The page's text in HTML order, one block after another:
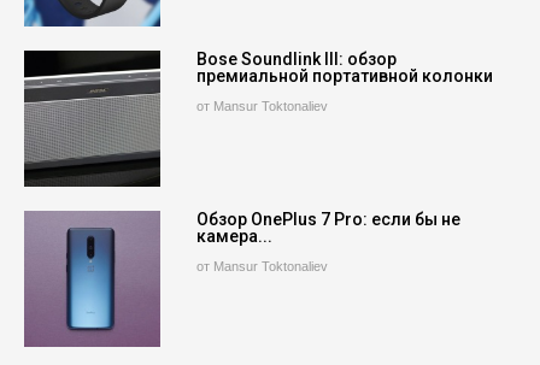
Bose Soundlink III: обзор
премиальной портативной колонки
от Mansur Toktonaliev
Обзор OnePlus 7 Pro: если бы не
камера...
от Mansur Toktonaliev